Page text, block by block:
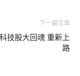
下一篇文章
技股大回魂 重新上
路